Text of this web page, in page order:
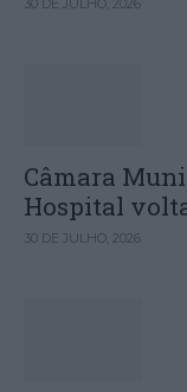
Câmara
Hospital
30 DE JULHO, 2026